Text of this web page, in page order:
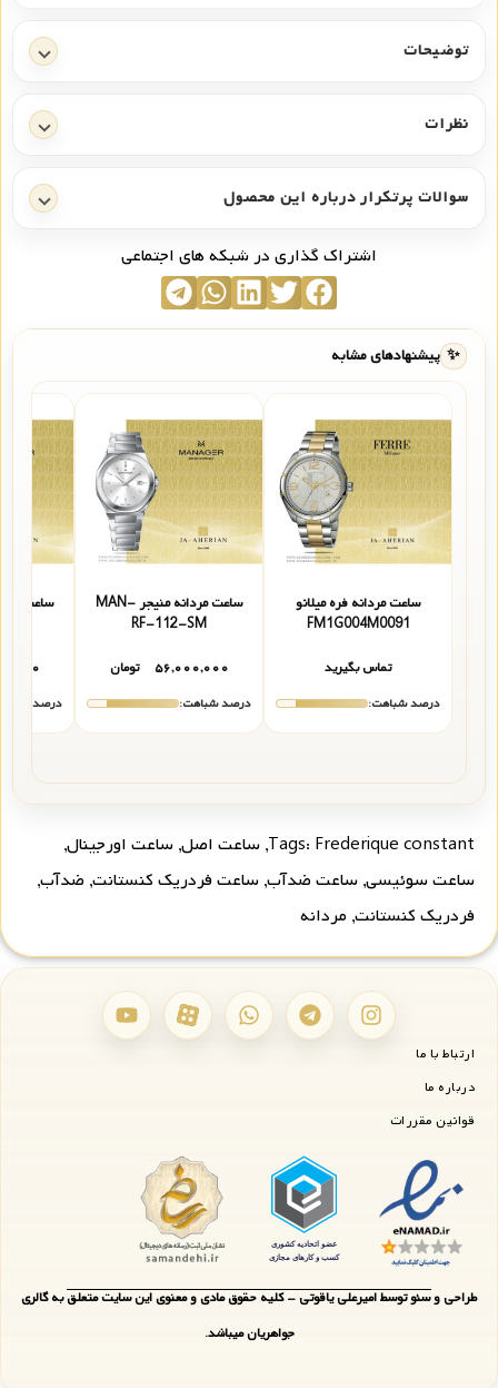
توضیحات
نظرات
سوالات پرتکرار درباره این محصول
اشتراک گذاری در شبکه های اجتماعی
✨ پیشنهادهای مشابه
ساعت مردانه فره میلانو
FM1G004M0091
تماس بگیرید
درصد شباهت:
ساعت مردانه منیجر MAN-
RF-112-SM
۵۶,۰۰۰,۰۰۰
تومان
درصد شباهت:
درصد
Tags: Frederique constant
, ساعت اصل, ساعت اورجینال,
ساعت سوئیسی, ساعت ضدآب, ساعت فردریک کنستانت, ضدآب,
فردریک کنستانت, مردانه
ارتباط با ما
درباره ما
قوانین مقررات
طراحی و سئو توسط امیرعلی یاقوتی - کلیه حقوق مادی و معنوی این سایت متعلق به گالری
جواهریان میباشد.